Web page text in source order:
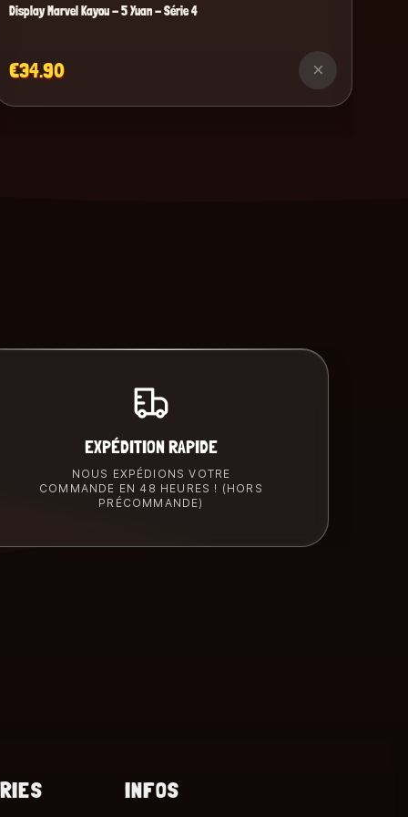
Display Marvel Kayou - 5 Yuan - Série 4
€34.90 ×
EXPÉDITION RAPIDE
NOUS EXPÉDIONS VOTRE
COMMANDE EN 48 HEURES ! (HORS
PRÉCOMMANDE)
INFOS